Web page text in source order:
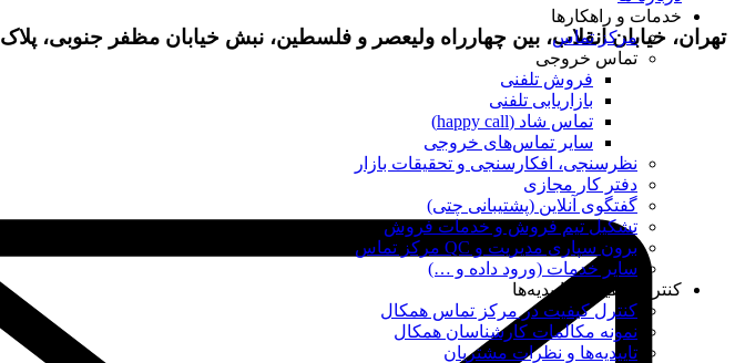
تهران، خیابان انقلاب، بین چهارراه ولیعصر و فلسطین، نبش خیابان مظفر جنوبی، پلاک ۱۰۷۰ ، واحد ۵
خدمات و راهکارها
مرکز تماس
تماس خروجی
فروش تلفنی
بازاریابی تلفنی
تماس شاد (happy call)
سایر تماس‌های خروجی
نظرسنجی، افکارسنجی و تحقیقات بازار
دفتر کار مجازی
گفتگوی آنلاین (پشتیبانی چتی)
تشکیل تیم فروش و خدمات فروش
برون سپاری مدیریت و QC مرکز تماس
سایر خدمات (ورود داده و …)
کنترل کیفیت و تاییدیه‌ها
کنترل کیفیت در مرکز تماس همکال
نمونه مکالمات کارشناسان همکال
تاییدیه‌ها و نظرات مشتریان